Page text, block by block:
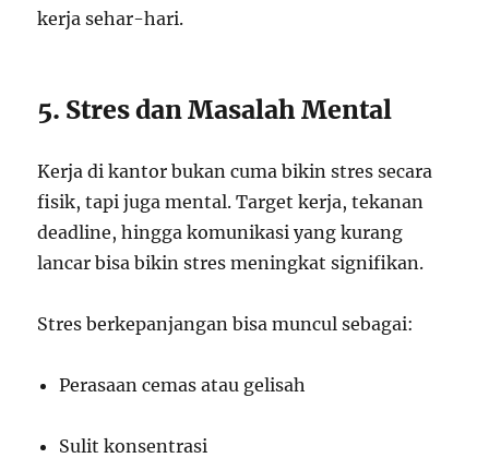
kerja sehar-hari.
5. Stres dan Masalah Mental
Kerja di kantor bukan cuma bikin stres secara
fisik, tapi juga mental. Target kerja, tekanan
deadline, hingga komunikasi yang kurang
lancar bisa bikin stres meningkat signifikan.
Stres berkepanjangan bisa muncul sebagai:
Perasaan cemas atau gelisah
Sulit konsentrasi